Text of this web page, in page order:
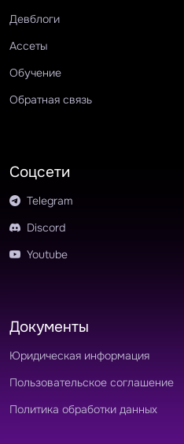
Девблоги
Ассеты
Обучение
Обратная связь
Соцсети
Telegram
Discord
Youtube
Документы
Юридическая информация
Пользовательское соглашение
Политика обработки данных